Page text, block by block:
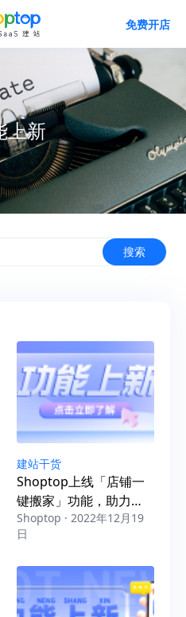
免费开店
上新
搜索
建站干货
Shoptop上线「店铺一
键搬家」功能，助力卖
家出海无忧
Shoptop · 2022年12月19
日